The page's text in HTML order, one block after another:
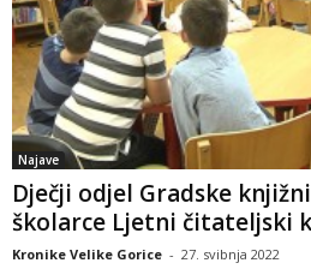
Najave
Dječji odjel Gradske
školarce Ljetni čitateljski
Kronike Velike Gorice - 27. svibnja 2022